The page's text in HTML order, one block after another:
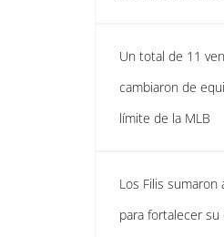
Un total de 11
cambiaron de
límite de la MLB
Los Filis sumaron
para fortalecer su